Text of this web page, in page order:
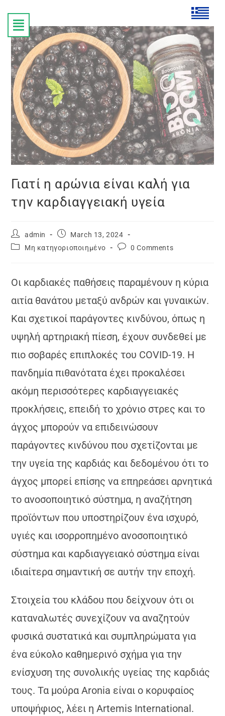
Γιατί η αρώνια είναι καλή για
την καρδιαγγειακή υγεία
admin
March 13, 2024
Μη κατηγοριοποιημένο
0 Comments
Οι καρδιακές παθήσεις παραμένουν η κύρια
αιτία θανάτου μεταξύ ανδρών και γυναικών.
Και σχετικοί παράγοντες κινδύνου, όπως η
υψηλή αρτηριακή πίεση, έχουν συνδεθεί με
πιο σοβαρές επιπλοκές του COVID-19. Η
πανδημία πιθανότατα έχει προκαλέσει
ακόμη περισσότερες καρδιαγγειακές
προκλήσεις, επειδή το χρόνιο στρες και το
άγχος μπορούν να επιδεινώσουν
παράγοντες κινδύνου που σχετίζονται με
την υγεία της καρδιάς και δεδομένου ότι το
άγχος μπορεί επίσης να επηρεάσει αρνητικά
το ανοσοποιητικό σύστημα, η αναζήτηση
προϊόντων που υποστηρίζουν ένα ισχυρό,
υγιές και ισορροπημένο ανοσοποιητικό
σύστημα και καρδιαγγειακό σύστημα είναι
ιδιαίτερα σημαντική σε αυτήν την εποχή.
Στοιχεία του κλάδου που δείχνουν ότι οι
καταναλωτές συνεχίζουν να αναζητούν
φυσικά συστατικά και συμπληρώματα για
ένα εύκολο καθημερινό σχήμα για την
ενίσχυση της συνολικής υγείας της καρδιάς
τους. Τα μούρα Aronia είναι ο κορυφαίος
υποψήφιος, λέει η Artemis International.